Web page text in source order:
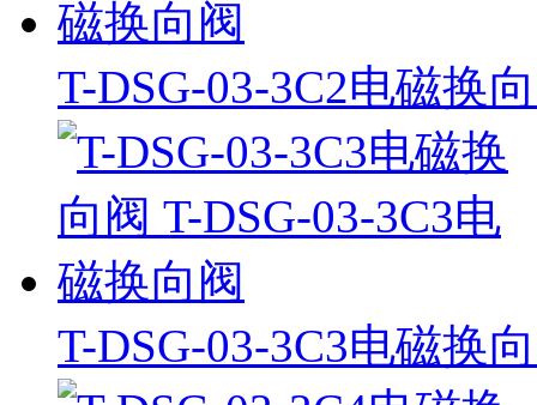
T-DSG-03-3C2电磁换
T-DSG-03-3C3电磁换